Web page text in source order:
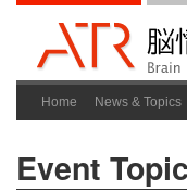
Home News & Topics
Event